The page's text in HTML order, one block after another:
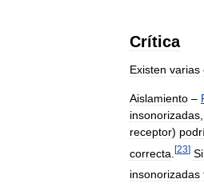
Crítica
Existen varias
Aislamiento –
insonorizadas
receptor)
correcta [23]
insonorizadas